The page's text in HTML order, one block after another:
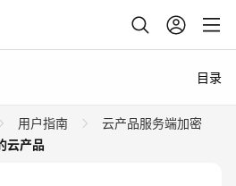
目录
用户指南
云产品服务端加密
云产品